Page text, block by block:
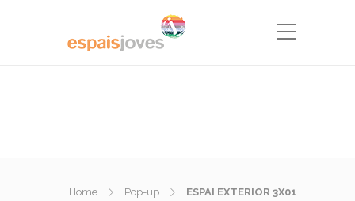
Home Pop-up ESPAI EXTERIOR 3X01